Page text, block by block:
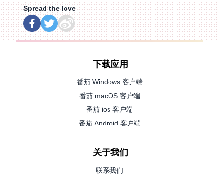
Spread the love
下载应用
番茄 Windows 客户端
番茄 macOS 客户端
番茄 ios 客户端
番茄 Android 客户端
关于我们
联系我们